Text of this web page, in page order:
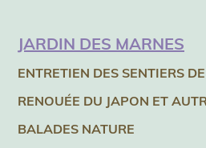
JARDIN DES MARNES
ENTRETIEN DES SENTIERS
RENOUÉE DU JAPON ET
BALADES NATURE